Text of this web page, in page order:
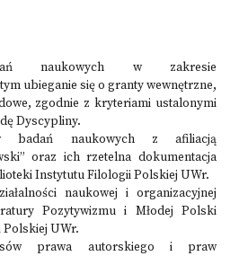
naukowych w zakresie
ubieganie się o granty wewnętrzne,
zgodnie z kryteriami ustalonymi
Dyscypliny.
badań naukowych z afiliacją
oraz ich rzetelna dokumentacja
Instytutu Filologii Polskiej UWr.
naukowej i organizacyjnej
Pozytywizmu i Młodej Polski
UWr.
prawa autorskiego i praw